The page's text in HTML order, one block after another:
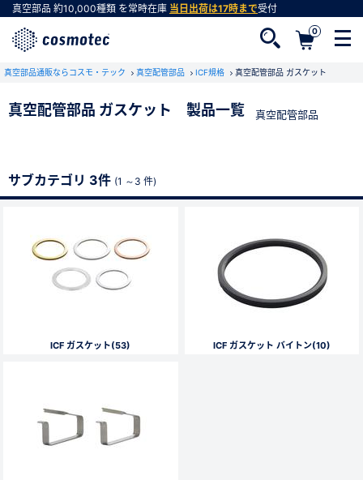
真空部品 約10,000種類 を常時在庫 当日出荷は17時まで受付
0
真空部品通販ならコスモ・テック 真空配管部品 ICF規格 真空配管部品 ガスケット
真空配管部品 ガスケット 製品一覧 真空配管部品
サブカテゴリ 3件 (1 ～3 件)
ICF ガスケット(53) ICF ガスケット バイトン(10)
※新規会員登録をお申し込み頂いてから本登録となるまで、数日間かかる場合
があります。また当社の判断によりお断りする場合があります。